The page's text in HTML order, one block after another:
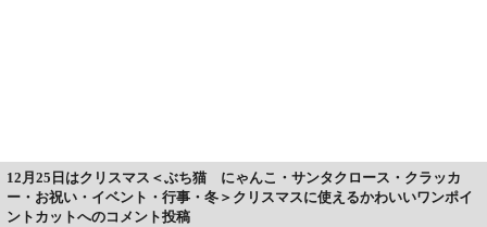
12月25日はクリスマス＜ぶち猫 にゃんこ・サンタクロース・クラッカ
ー・お祝い・イベント・行事・冬＞クリスマスに使えるかわいいワンポイ
ントカットへのコメント投稿